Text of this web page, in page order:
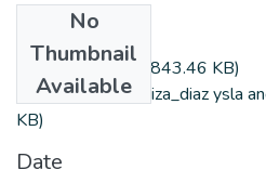
No
Thumbnail
Available
díazy_andrés.pdf
(843.46 KB)
Formato_Autoriza_diaz ysla
KB)
Date